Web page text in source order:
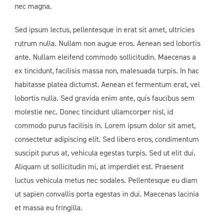
nec magna.
Sed ipsum lectus, pellentesque in erat sit amet, ultricies
rutrum nulla. Nullam non augue eros. Aenean sed lobortis
ante. Nullam eleifend commodo sollicitudin. Maecenas a
ex tincidunt, facilisis massa non, malesuada turpis. In hac
habitasse platea dictumst. Aenean et fermentum erat, vel
lobortis nulla. Sed gravida enim ante, quis faucibus sem
molestie nec. Donec tincidunt ullamcorper nisl, id
commodo purus facilisis in. Lorem ipsum dolor sit amet,
consectetur adipiscing elit. Sed libero eros, condimentum
suscipit purus at, vehicula egestas turpis. Sed ut elit dui.
Aliquam ut sollicitudin mi, at imperdiet est. Praesent
luctus vehicula metus nec sodales. Pellentesque eu diam
ut sapien convallis porta egestas in dui. Maecenas lacinia
et massa eu fringilla.